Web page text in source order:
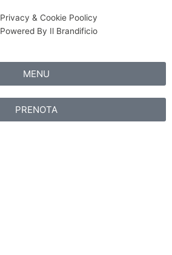
Privacy & Cookie Poolicy
Powered By Il Brandificio
MENU
PRENOTA